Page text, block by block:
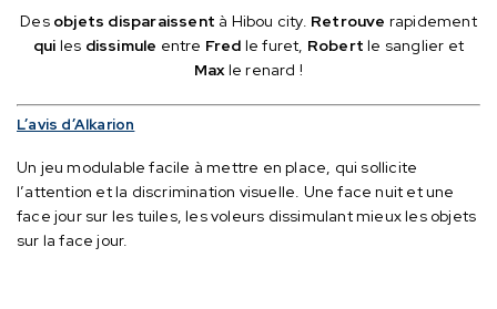
Des objets disparaissent à Hibou city. Retrouve rapidement
qui les dissimule entre Fred le furet, Robert le sanglier et
Maxle renard !
L’avis d’Alkarion
Un jeu modulable facile à mettre en place, qui sollicite
l’attention et la discrimination visuelle. Une face nuit et une
face jour sur les tuiles, les voleurs dissimulant mieux les objets
sur la face jour.